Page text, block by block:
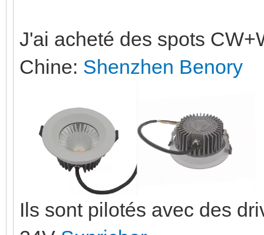
J'ai acheté des spots
Chine: Shenzhen Benory
Ils sont pilotés avec des